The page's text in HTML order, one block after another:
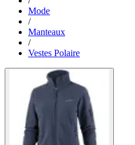
Mode
/
Manteaux
/
Vestes Polaire